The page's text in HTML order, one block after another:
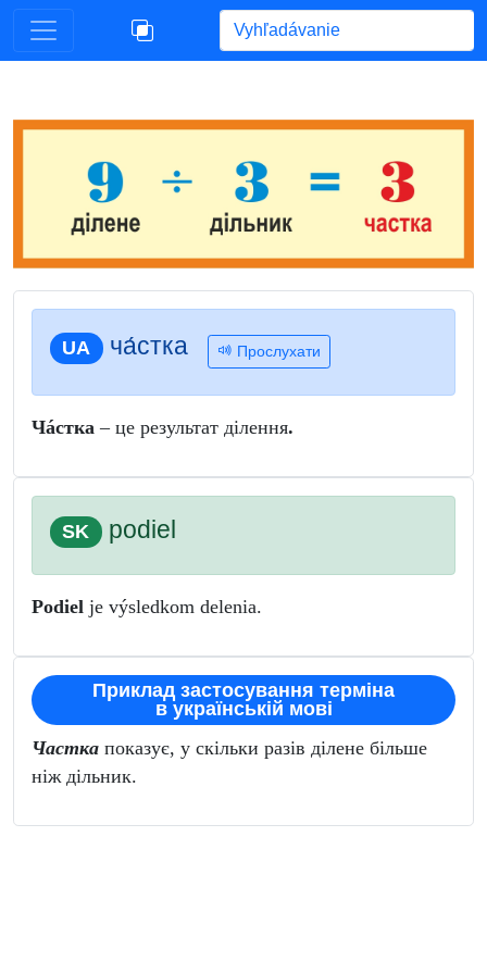
Begin typing for results.
UA ча́стка Прослухати
Чáстка – це результат ділення.
SK podiel
Podiel je výsledkom delenia.
Приклад застосування терміна
в українській мові
Частка показує, у скільки разів ділене більше
ніж дільник.